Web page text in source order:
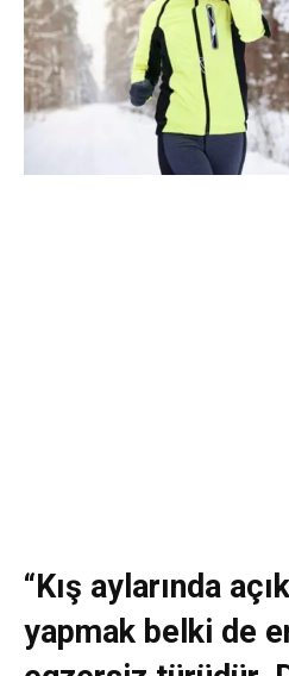
“Kış aylarında
yapmak belki de